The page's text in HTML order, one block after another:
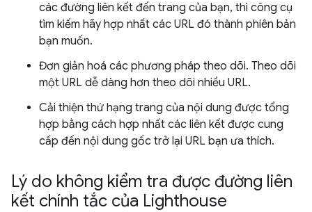
các đường liên kết đến trang của bạn, thì công cụ
tìm kiếm hãy hợp nhất các URL đó thành phiên bản
bạn muốn.
Đơn giản hoá các phương pháp theo dõi. Theo dõi
một URL dễ dàng hơn theo dõi nhiều URL.
Cải thiện thứ hạng trang của nội dung được tổng
hợp bằng cách hợp nhất các liên kết được cung
cấp đến nội dung gốc trở lại URL bạn ưa thích.
Lý do không kiểm tra được đường liên
kết chính tắc của Lighthouse